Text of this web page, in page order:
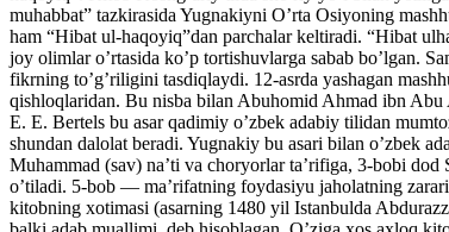
muhabbat” tazkirasida Yugnakiyni O’rta Osiyoning
ham “Hibat ul-haqoyiq”dan parchalar keltiradi. “Hibat
joy olimlar o’rtasida ko’p tortishuvlarga sabab bo’lgan.
fikrning to’g’riligini tasdiqlaydi. 12-asrda yashagan
qishloqlaridan. Bu nisba bilan Abuhomid Ahmad ibn
E. E. Bertels bu asar qadimiy o’zbek adabiy tilidan
shundan dalolat beradi. Yugnakiy bu asari bilan o’zbek
Muhammad (sav) na’ti va choryorlar ta’rifiga, 3-bobi
o’tiladi. 5-bob — ma’rifatning foydasiyu jaholatning
kitobning xotimasi (asarning 1480 yil Istanbulda